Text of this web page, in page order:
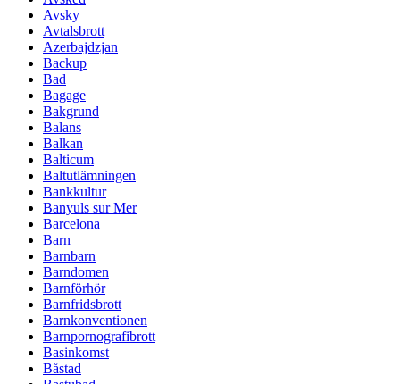
Avsky
Avtalsbrott
Azerbajdzjan
Backup
Bad
Bagage
Bakgrund
Balans
Balkan
Balticum
Baltutlämningen
Bankkultur
Banyuls sur Mer
Barcelona
Barn
Barnbarn
Barndomen
Barnförhör
Barnfridsbrott
Barnkonventionen
Barnpornografibrott
Basinkomst
Båstad